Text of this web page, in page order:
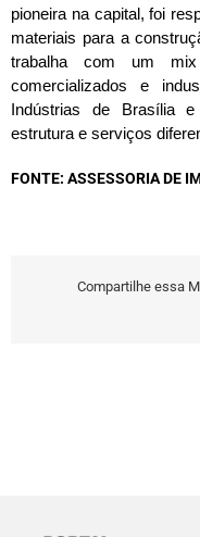
pioneira na capital, foi
materiais para a
trabalha com um
comercializados e
Indústrias de Brasília
estrutura e serviços
FONTE: ASSESSORIA DE
Compartilhe essa